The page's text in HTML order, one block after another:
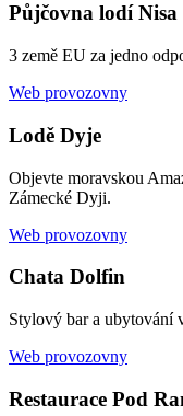
Půjčovna lodí Nisa
3 země EU za jedno
Web provozovny
Lodě Dyje
Objevte moravskou
Zámecké Dyji.
Web provozovny
Chata Dolfin
Stylový bar a ubytování
Web provozovny
Restaurace Pod